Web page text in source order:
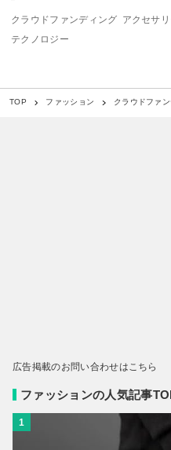
クラウドファンディング アクセサ
テクノロジー
TOP ファッション クラウドファ
広告掲載のお問い合わせはこちら
ファッションの人気記事
1